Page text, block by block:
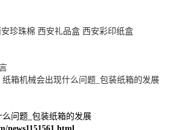
珍珠棉 西安礼品盒 西安彩印纸盒
纸箱机械会出现什么问题_包装纸箱的发展
么问题_包装纸箱的发展